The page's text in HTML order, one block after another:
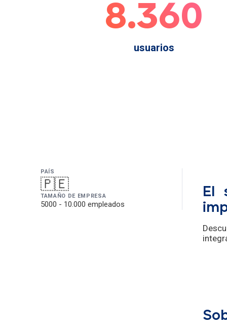
8.360
usuarios
PAÍS
🇵🇪
TAMAÑO DE EMPRESA
5000 - 10.000 empleados
El